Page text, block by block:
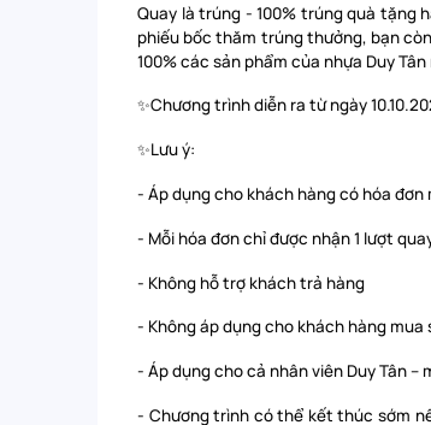
Quay là trúng - 100% trúng quà tặng
phiếu bốc thăm trúng thưởng, bạn
100% các sản phẩm của nhựa Duy
✨Chương trình diễn ra từ ngày
✨Lưu ý:
- Áp dụng cho khách hàng có hóa
- Mỗi hóa đơn chỉ được nhận 1 lượt
- Không hỗ trợ khách trả hàng
- Không áp dụng cho khách hàng
- Áp dụng cho cả nhân viên Duy Tân –
- Chương trình có thể kết thúc sớm